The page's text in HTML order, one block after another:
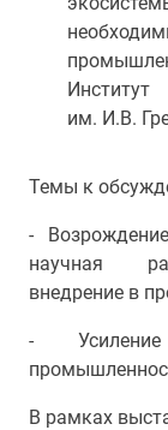
им. И.В.
Темы к
-
научная
внедрение в
-
В рамках